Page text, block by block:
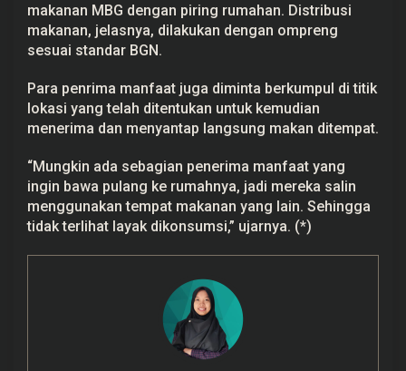
makanan MBG dengan piring rumahan. Distribusi
makanan, jelasnya, dilakukan dengan ompreng
sesuai standar BGN.
Para penrima manfaat juga diminta berkumpul di titik
lokasi yang telah ditentukan untuk kemudian
menerima dan menyantap langsung makan ditempat.
“Mungkin ada sebagian penerima manfaat yang
ingin bawa pulang ke rumahnya, jadi mereka salin
menggunakan tempat makanan yang lain. Sehingga
tidak terlihat layak dikonsumsi,” ujarnya. (*)